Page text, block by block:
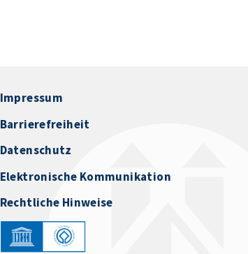
Impressum
Barrierefreiheit
Datenschutz
Elektronische Kommunikation
Rechtliche Hinweise